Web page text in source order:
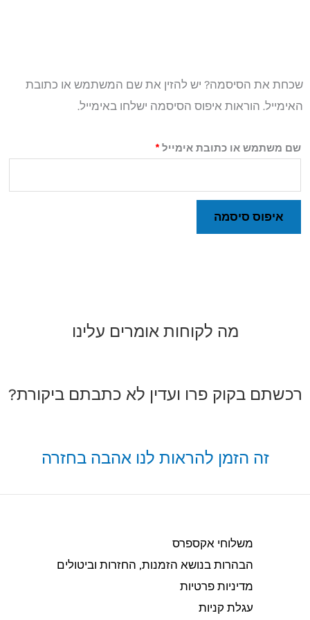
שכחת את הסיסמה? יש להזין את שם המשתמש או כתובת
האימייל. הוראות איפוס הסיסמה ישלחו באימייל.
שם משתמש או כתובת אימייל *
חובה
איפוס סיסמה
מה לקוחות אומרים עלינו
רכשתם בקוק פרו ועדין לא כתבתם ביקורת?
זה הזמן להראות לנו אהבה בחזרה
משלוחי אקספרס
הבהרות בנושא הזמנות, החזרות וביטולים​
מדיניות פרטיות
עגלת קניות